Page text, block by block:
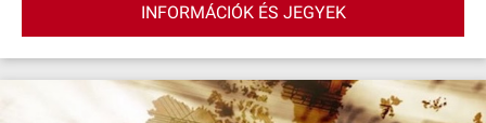
INFORMÁCIÓK ÉS JEGYEK